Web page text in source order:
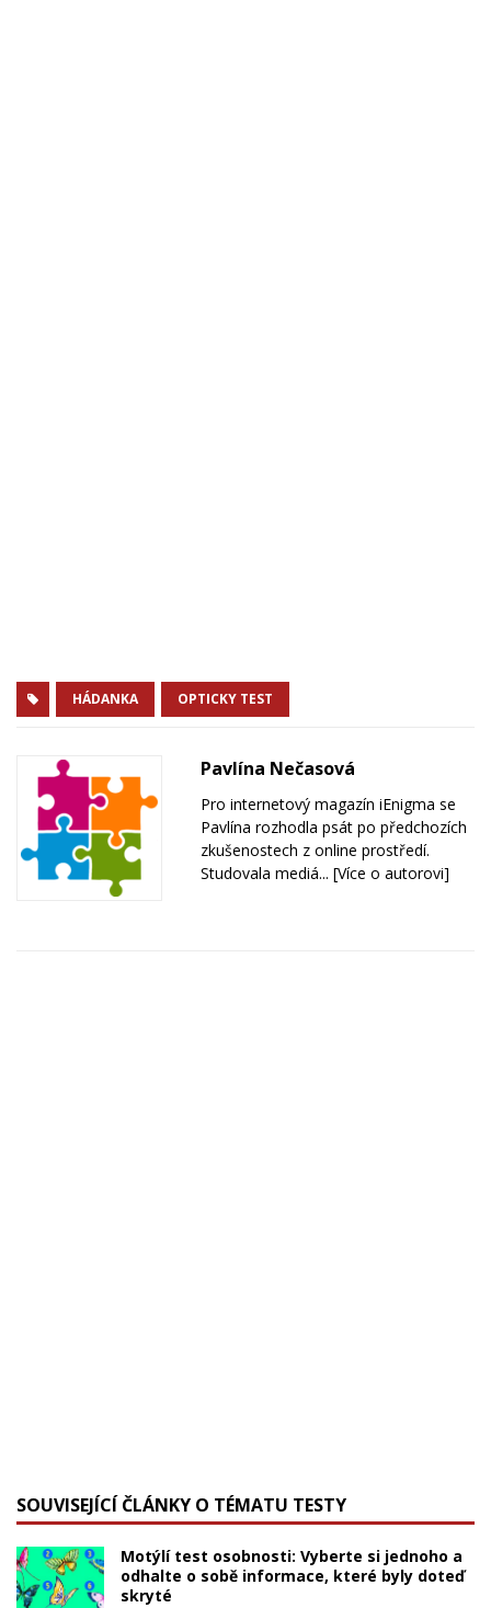
HÁDANKA OPTICKY TEST
Pavlína Nečasová
Pro internetový magazín iEnigma se
Pavlína rozhodla psát po předchozích
zkušenostech z online prostředí.
Studovala mediá... [Více o autorovi]
SOUVISEJÍCÍ ČLÁNKY O TÉMATU TESTY
Motýlí test osobnosti: Vyberte si jednoho a
odhalte o sobě informace, které byly doteď
skryté